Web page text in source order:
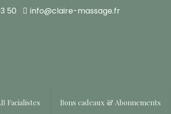
50 info@claire-massage.fr
Facialistes Bons cadeaux & Abonnements